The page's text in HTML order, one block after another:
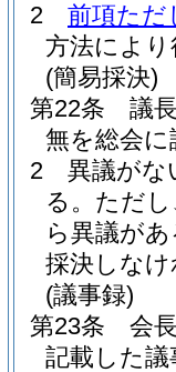
2
前項ただ
方法によ
(簡易採決)
第22条
議
無を総会
2
異議がな
る。 ただ
ら異議が
採決しな
(議事録)
第23条
会
記載した